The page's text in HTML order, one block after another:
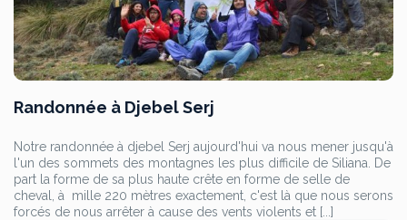
Randonnée à Djebel Serj
Notre randonnée à djebel Serj aujourd'hui va nous mener jusqu'à
l'un des sommets des montagnes les plus difficile de Siliana. De
part la forme de sa plus haute crête en forme de selle de
cheval, à mille 220 mètres exactement, c'est là que nous serons
forcés de nous arrêter à cause des vents violents et [...]